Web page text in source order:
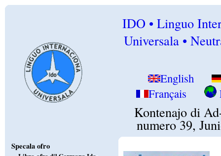
IDO • Linguo
Universala •
English
Français
Kontenajo di
numero 39,
Specala ofro